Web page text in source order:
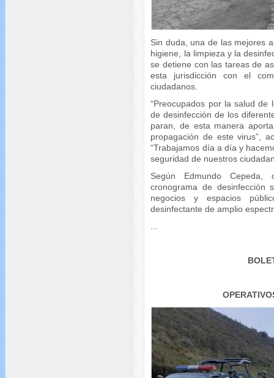
Sin duda, una de las mejores
higiene, la limpieza y la
se detiene con las tareas de
esta jurisdicción con el
ciudadanos.
“Preocupados por la salud de
de desinfección de los
paran, de esta manera
propagación de este virus”,
“Trabajamos día a día y
seguridad de nuestros
Según Edmundo
cronograma de desinfección
negocios y espacios
desinfectante de amplio